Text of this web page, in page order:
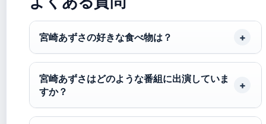
宮崎あずさの好きな食べ物は？
宮崎あずさはどのような番組に出演していま
すか？